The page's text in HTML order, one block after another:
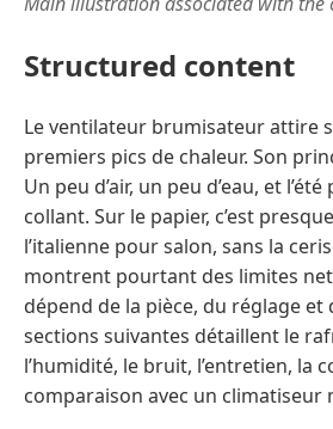
Structured content
Le ventilateur brumisateur attire
premiers pics de chaleur. Son
Un peu d’air, un peu d’eau, et
collant. Sur le papier, c’est
l’italienne pour salon, sans la
montrent pourtant des limites
dépend de la pièce, du réglage et
sections suivantes détaillent le
l’humidité, le bruit, l’entretien, la
comparaison avec un climatiseur